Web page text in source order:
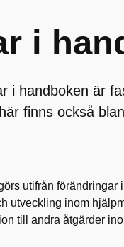
i
i handboken är
finns också
utifrån förändringar
utveckling inom
till andra åtgärder